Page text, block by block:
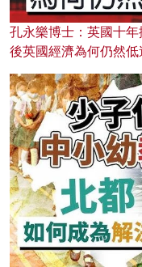
孔永樂博士：英國十
後英國經濟為何仍然低